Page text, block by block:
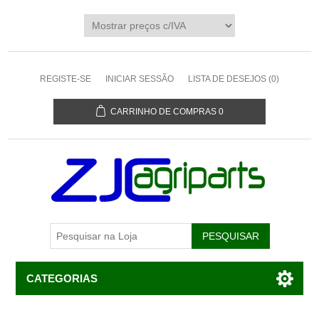
REGISTE-SE INICIAR SESSÃO LISTA DE DESEJOS (0)
CARRINHO DE COMPRAS 0
CATEGORIAS